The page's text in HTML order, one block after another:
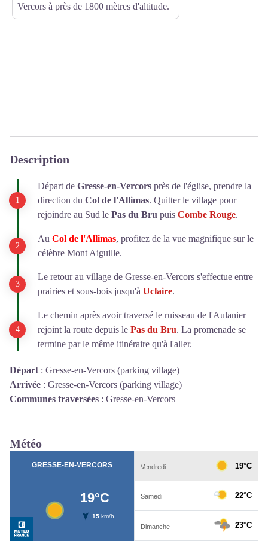
Vercors à près de 1800 mètres d'altitude.
Description
Départ de Gresse-en-Vercors près de l'église, prendre la
direction du Col de l'Allimas. Quitter le village pour
rejoindre au Sud le Pas du Bru puis Combe Rouge.
Au Col de l'Allimas, profitez de la vue magnifique sur le
célèbre Mont Aiguille.
Le retour au village de Gresse-en-Vercors s'effectue entre
prairies et sous-bois jusqu'à Uclaire.
Le chemin après avoir traversé le ruisseau de l'Aulanier
rejoint la route depuis le Pas du Bru. La promenade se
termine par le même itinéraire qu'à l'aller.
Départ : Gresse-en-Vercors (parking village)
Arrivée : Gresse-en-Vercors (parking village)
Communes traversées : Gresse-en-Vercors
Météo